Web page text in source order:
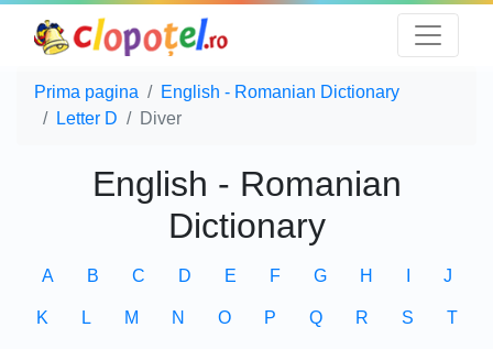
Prima pagina
English - Romanian Dictionary
Letter D
Diver
English - Romanian
Dictionary
A B C D E F G H J
K L M N O P Q R S T